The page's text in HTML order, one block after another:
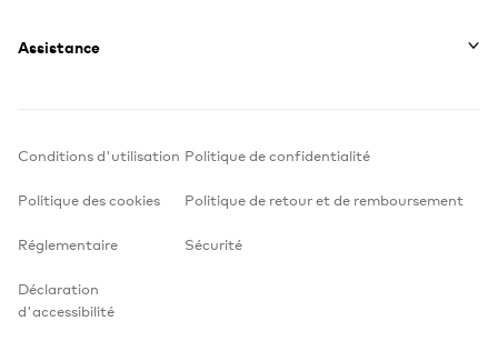
Assistance
Conditions d'utilisation Politique de confidentialité
Politique des cookies Politique de retour et de remboursement
Réglementaire Sécurité
Déclaration
d'accessibilité